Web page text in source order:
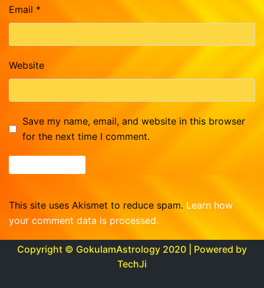
Email *
Website
Save my name, email, and website in this browser
for the next time I comment.
This site uses Akismet to reduce spam. Learn how
your comment data is processed.
Copyright © GokulamAstrology 2020 | Powered by
TechJi